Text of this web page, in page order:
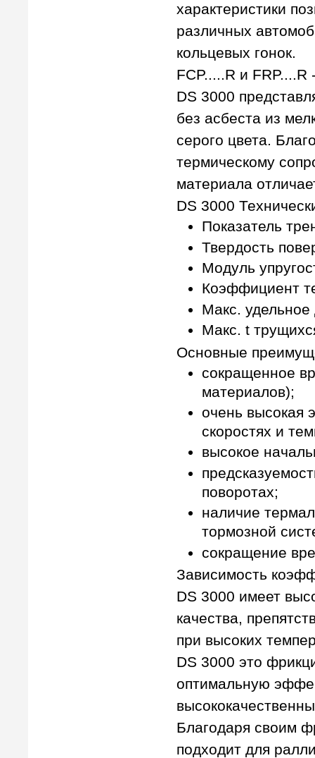
характеристики
различных
кольцевых гонок.
FCP.....R и
DS 3000
без асбеста из
серого цвета.
термическому
материала
DS 3000
Показатель
Твердость
Модуль
Коэффициент
Макс.
Макс. t
Основные
сокращенное
материалов);
очень высокая
скоростях и
высокое
поворотах;
наличие
тормозной
сокращение
Зависимость
DS 3000 имеет
качества,
при высоких
DS 3000 это
оптимальную
Благодаря своим
подходит для